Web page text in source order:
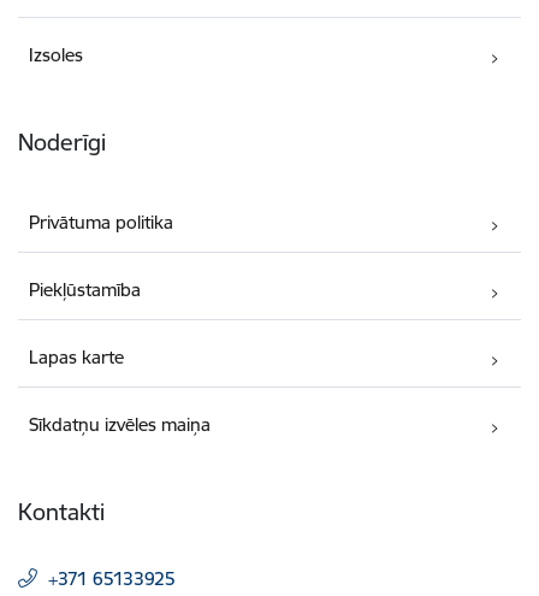
Izsoles
Noderīgi
Privātuma politika
Piekļūstamība
Lapas karte
Sīkdatņu izvēles maiņa
Kontakti
+371 65133925